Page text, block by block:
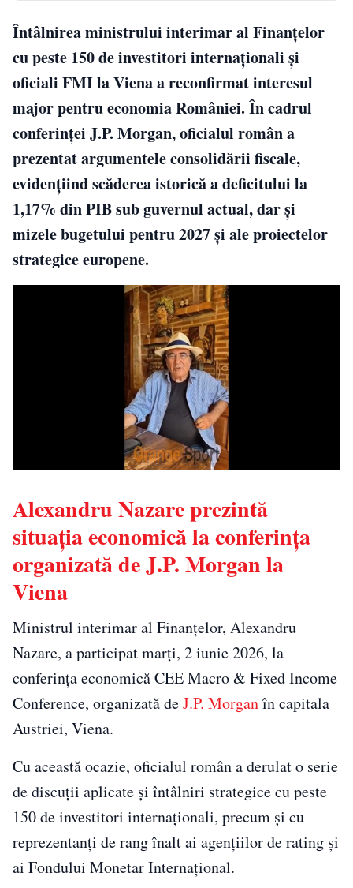
Întâlnirea ministrului interimar al Finanțelor
cu peste 150 de investitori internaționali și
oficiali FMI la Viena a reconfirmat interesul
major pentru economia României. În cadrul
conferinței J.P. Morgan, oficialul român a
prezentat argumentele consolidării fiscale,
evidențiind scăderea istorică a deficitului la
1,17% din PIB sub guvernul actual, dar și
mizele bugetului pentru 2027 și ale proiectelor
strategice europene.
Alexandru Nazare prezintă
situația economică la conferința
organizată de J.P. Morgan la
Viena
Ministrul interimar al Finanțelor, Alexandru
Nazare, a participat marți, 2 iunie 2026, la
conferința economică CEE Macro & Fixed Income
Conference, organizată deJ.P. Morganîn capitala
Austriei, Viena.
Cu această ocazie, oficialul român a derulat o serie
de discuții aplicate și întâlniri strategice cu peste
150 de investitori internaționali, precum și cu
reprezentanți de rang înalt ai agențiilor de rating și
ai Fondului Monetar Internațional.